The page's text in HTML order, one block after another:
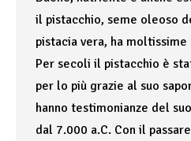
il pistacchio, seme oleoso
pistacia vera, ha
Per secoli il pistacchio è
per lo più grazie al suo
hanno testimonianze del
dal 7.000 a.C. Con il